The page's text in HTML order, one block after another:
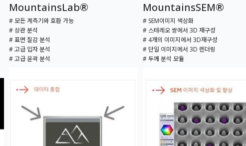
MountainsLab®
# 모든 계측기와 호환 가능
# 상관 분석
# 표면 질감 분석
# 고급 입자 분석
# 고급 윤곽 분석
MountainsSEM®
# SEM이미지 색상화
# 스테레오 쌍에서 3D 재구성
# 4개의 이미지에서 3D재구성
# 단일 이미지에서 3D 렌더링
# 두께 분석 모듈